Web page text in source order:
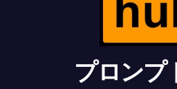
プロンプ